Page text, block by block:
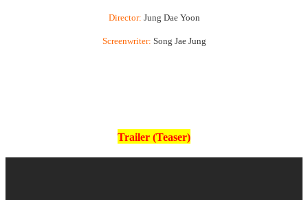
Director: Jung Dae Yoon
Screenwriter: Song Jae Jung
Trailer (Teaser)